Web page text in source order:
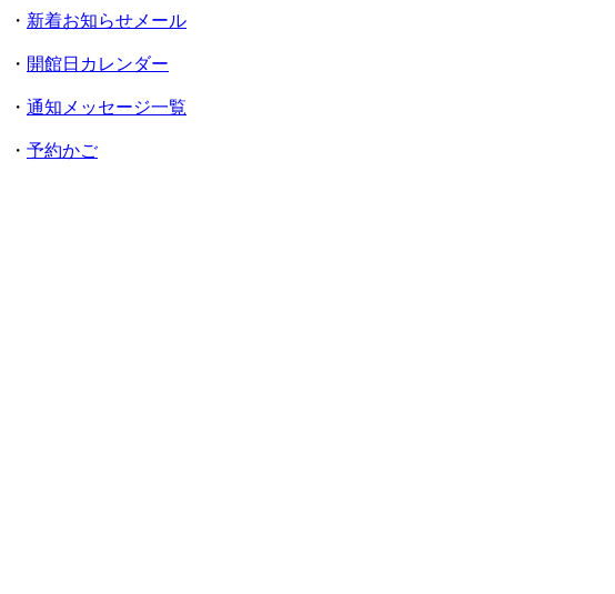
・ 新着お知らせメール
・ 開館日カレンダー
・ 通知メッセージ一覧
・ 予約かご